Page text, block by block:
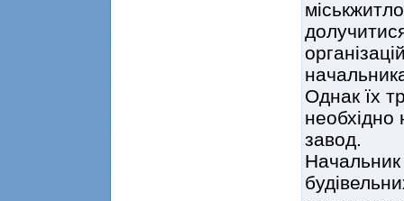
Однак їх
необхідно
завод.
Начальник